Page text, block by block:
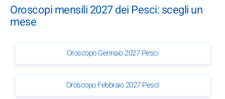
Oroscopi mensili 2027 dei Pesci: scegli un
mese
Oroscopo Gennaio 2027 Pesci
Oroscopo Febbraio 2027 Pesci